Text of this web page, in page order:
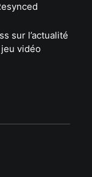
sur l’actualité
vidéo